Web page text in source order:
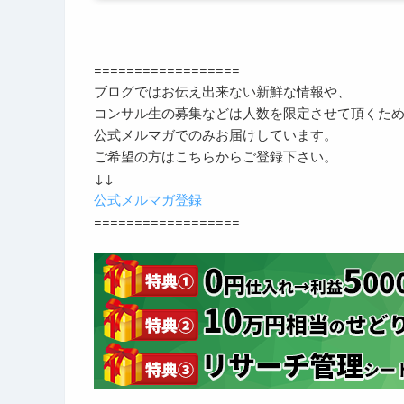
==================
ブログではお伝え出来ない新鮮な情報や、
コンサル生の募集などは人数を限定させて頂くため
公式メルマガでのみお届けしています。
ご希望の方はこちらからご登録下さい。
↓↓
公式メルマガ登録
==================